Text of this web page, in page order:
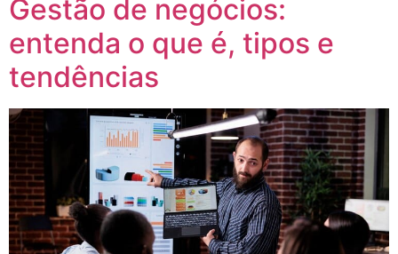
Gestão de negócios:
entenda o que é, tipos e
tendências